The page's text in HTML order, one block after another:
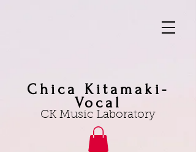
Chica Kitamaki-
Vocal
CK Music Laboratory